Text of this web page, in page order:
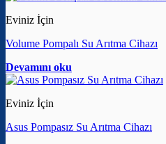
Eviniz İçin
Volume Pompalı Su Arıtma Cihazı
Devamını oku
Eviniz İçin
Asus Pompasız Su Arıtma Cihazı